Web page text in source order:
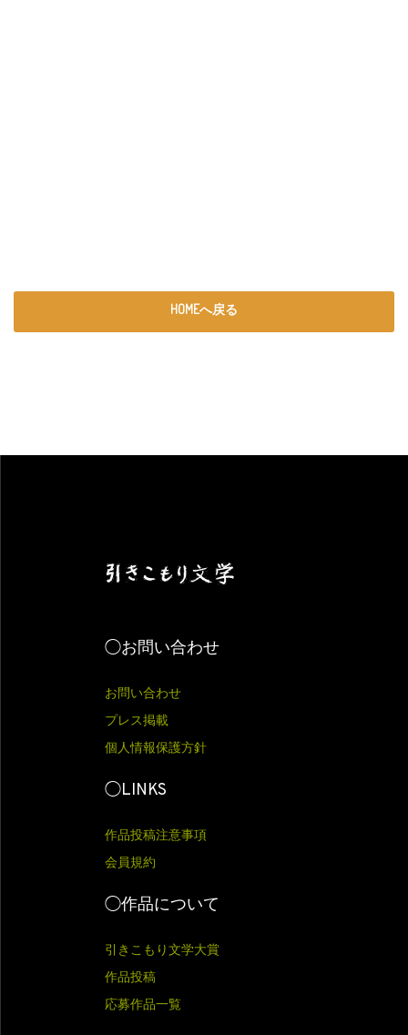
HOMEへ戻る
◯お問い合わせ
お問い合わせ
プレス掲載
個人情報保護方針
◯LINKS
作品投稿注意事項
会員規約
◯作品について
引きこもり文学大賞
作品投稿
応募作品一覧